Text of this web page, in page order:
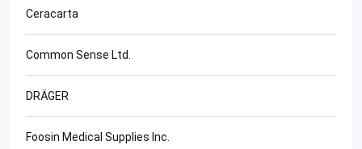
Ceracarta
Common Sense Ltd.
DRÄGER
Foosin Medical Supplies Inc.